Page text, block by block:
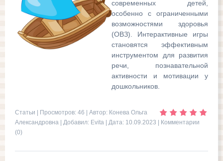
современных детей,
особенно с ограниченными
возможностями здоровья
(ОВЗ). Интерактивные игры
становятся эффективным
инструментом для развития
речи, познавательной
активности и мотивации у
дошкольников.
Статьи | Просмотров: 46 | Автор: Конева Ольга
Александровна | Добавил: Evita | Дата: 10.09.2023
Комментарии
(0)